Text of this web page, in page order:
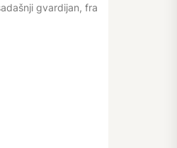
gvardijan, fra